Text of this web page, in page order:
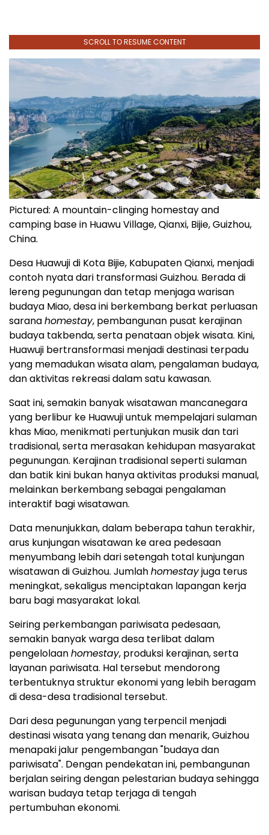
SCROLL TO RESUME CONTENT
Pictured: A mountain-clinging homestay and
camping base in Huawu Village, Qianxi, Bijie, Guizhou,
China.
Desa Huawuji di Kota Bijie, Kabupaten Qianxi, menjadi
contoh nyata dari transformasi Guizhou. Berada di
lereng pegunungan dan tetap menjaga warisan
budaya Miao, desa ini berkembang berkat perluasan
saranahomestay, pembangunan pusat kerajinan
budaya takbenda, serta penataan objek wisata. Kini,
Huawuji bertransformasi menjadi destinasi terpadu
yang memadukan wisata alam, pengalaman budaya,
dan aktivitas rekreasi dalam satu kawasan.
Saat ini, semakin banyak wisatawan mancanegara
yang berlibur ke Huawuji untuk mempelajari sulaman
khas Miao, menikmati pertunjukan musik dan tari
tradisional, serta merasakan kehidupan masyarakat
pegunungan. Kerajinan tradisional seperti sulaman
dan batik kini bukan hanya aktivitas produksi manual,
melainkan berkembang sebagai pengalaman
interaktif bagi wisatawan.
Data menunjukkan, dalam beberapa tahun terakhir,
arus kunjungan wisatawan ke area pedesaan
menyumbang lebih dari setengah total kunjungan
wisatawan di Guizhou. Jumlahhomestayjuga terus
meningkat, sekaligus menciptakan lapangan kerja
baru bagi masyarakat lokal.
Seiring perkembangan pariwisata pedesaan,
semakin banyak warga desa terlibat dalam
pengelolaanhomestay, produksi kerajinan, serta
layanan pariwisata. Hal tersebut mendorong
terbentuknya struktur ekonomi yang lebih beragam
di desa-desa tradisional tersebut.
Dari desa pegunungan yang terpencil menjadi
destinasi wisata yang tenang dan menarik, Guizhou
menapaki jalur pengembangan "budaya dan
pariwisata". Dengan pendekatan ini, pembangunan
berjalan seiring dengan pelestarian budaya sehingga
warisan budaya tetap terjaga di tengah
pertumbuhan ekonomi.